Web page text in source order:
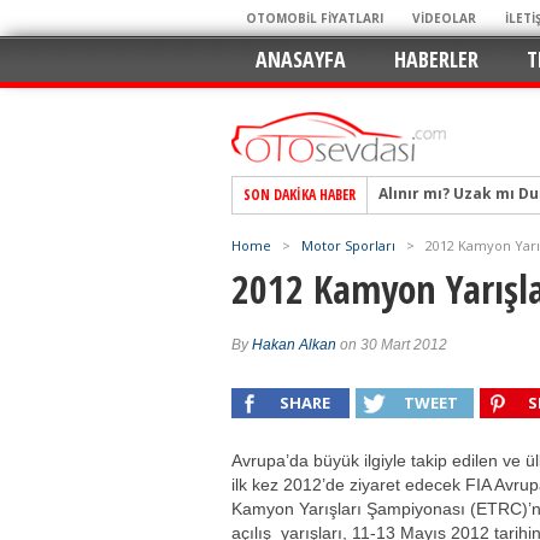
OTOMOBİL FİYATLARI VİDEOLAR
ANASAYFA HABERLER
SON DAKIKA HABER
Alınır mı? Uzak mı
Alpine A290 GTS:
Crossover
Mercedes-Benz
Keskin Hatlar, GR
Geleceğin Kompakt
Pazarın Lideri,
Hem Şehirli Hem
TURKA’nın Dev Ağı
Home > Motor Sporları > 2012 Kamyon
2012 Kamyon
ByHakan Alkan on 30 Mart 2012
SHARE TWEET
Avrupa’da büyük ilgiyle takip edilen ve
ilk kez 2012’de ziyaret edecek FIA
Kamyon Yarışları Şampiyonası
açılış yarışları, 11-13 Mayıs 2012